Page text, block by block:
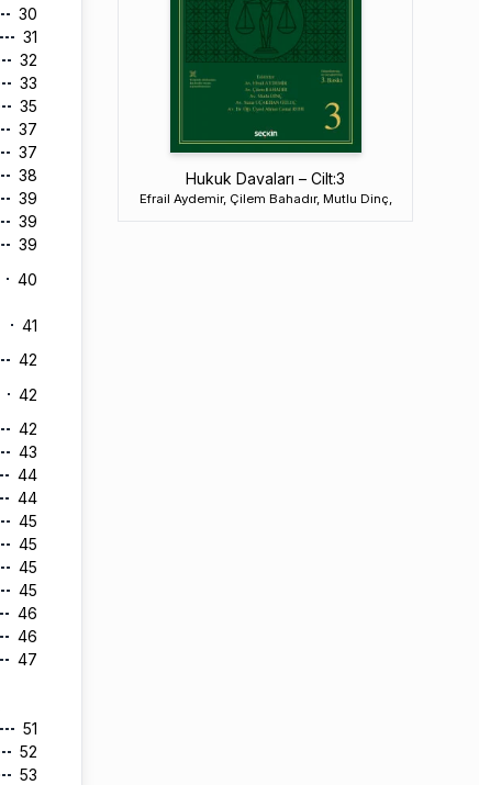
30
31
32
33
35
37
37
38
39
39
39
40
41
42
42
42
43
44
44
45
45
45
45
46
46
47
51
52
53
Hukuk Davaları – Cilt:3
Efrail Aydemir, Çilem Bahadır, Mutlu Dinç,